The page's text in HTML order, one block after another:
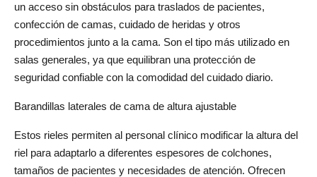
un acceso sin obstáculos para traslados de pacientes,
confección de camas, cuidado de heridas y otros
procedimientos junto a la cama. Son el tipo más utilizado en
salas generales, ya que equilibran una protección de
seguridad confiable con la comodidad del cuidado diario.
Barandillas laterales de cama de altura ajustable
Estos rieles permiten al personal clínico modificar la altura del
riel para adaptarlo a diferentes espesores de colchones,
tamaños de pacientes y necesidades de atención. Ofrecen